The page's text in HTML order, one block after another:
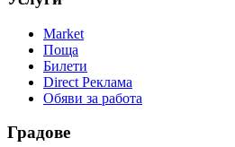
Market
Поща
Билети
Direct Реклама
Обяви за работа
Градове